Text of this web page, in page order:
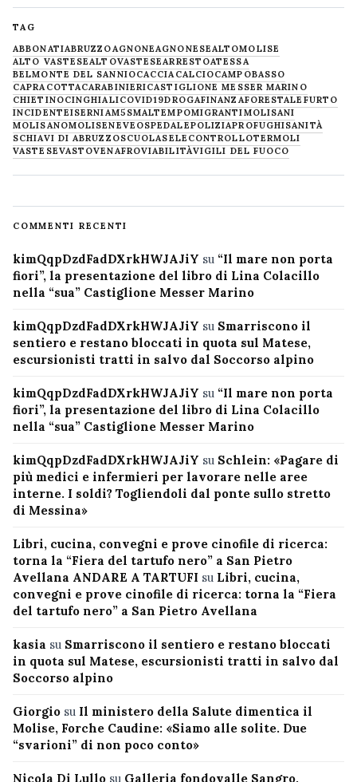
TAG
ABBONATIABRUZZOAGNONEAGNONESEALTOMOLISE
ALTO VASTESEALTOVASTESEARRESTOATESSA
BELMONTE DEL SANNIOCACCIACALCIOCAMPOBASSO
CAPRACOTTACARABINIERICASTIGLIONE MESSER MARINO
CHIETINOCINGHIALICOVID19DROGAFINANZAFORESTALE FURTO
INCIDENTEISERNIAM5SMALTEMPOMIGRANTIMOLISANI
MOLISANOMOLISENEVE OSPEDALEPOLIZIAPROFUGHISANITÀ
SCHIAVI DI ABRUZZOSCUOLASELECONTROLLOTERMOLI
VASTESEVASTOVENAFROVIABILITÀVIGILI DEL FUOCO
COMMENTI RECENTI
kimQqpDzdFadDXrkHWJAJiY su “Il mare non porta
fiori”, la presentazione del libro di Lina Colacillo
nella “sua” Castiglione Messer Marino
kimQqpDzdFadDXrkHWJAJiY su Smarriscono il
sentiero e restano bloccati in quota sul Matese,
escursionisti tratti in salvo dal Soccorso alpino
kimQqpDzdFadDXrkHWJAJiY su “Il mare non porta
fiori”, la presentazione del libro di Lina Colacillo
nella “sua” Castiglione Messer Marino
kimQqpDzdFadDXrkHWJAJiY su Schlein: «Pagare di
più medici e infermieri per lavorare nelle aree
interne. I soldi? Togliendoli dal ponte sullo stretto
di Messina»
Libri, cucina, convegni e prove cinofile di ricerca:
torna la “Fiera del tartufo nero” a San Pietro
Avellana ANDARE A TARTUFI su Libri, cucina,
convegni e prove cinofile di ricerca: torna la “Fiera
del tartufo nero” a San Pietro Avellana
kasia su Smarriscono il sentiero e restano bloccati
in quota sul Matese, escursionisti tratti in salvo dal
Soccorso alpino
Giorgio su Il ministero della Salute dimentica il
Molise, Forche Caudine: «Siamo alle solite. Due
“svarioni” di non poco conto»
Nicola Di Lullo su Galleria fondovalle Sangro,